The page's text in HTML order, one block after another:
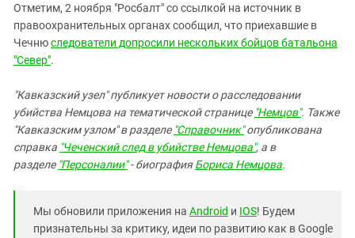
Отметим, 2 ноября "Росбалт" со ссылкой на источник в
правоохранительных органах сообщил, что приехавшие в
Чечнюследователи допросили нескольких бойцов батальона
"Север".
"Кавказский узел" публикует новости о расследовании
убийства Немцова на тематической странице "Немцов". Также
"Кавказским узлом" в разделе "Справочник"опубликована
справка "Чеченский след в убийстве Немцова", а в
разделе "Персоналии"- биографияБориса Немцова.
Мы обновили приложения на Android и IOS! Будем
признательны за критику, идеи по развитию как в Google